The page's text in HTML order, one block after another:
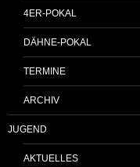
4ER-POKAL
DÄHNE-POKAL
TERMINE
ARCHIV
JUGEND
AKTUELLES